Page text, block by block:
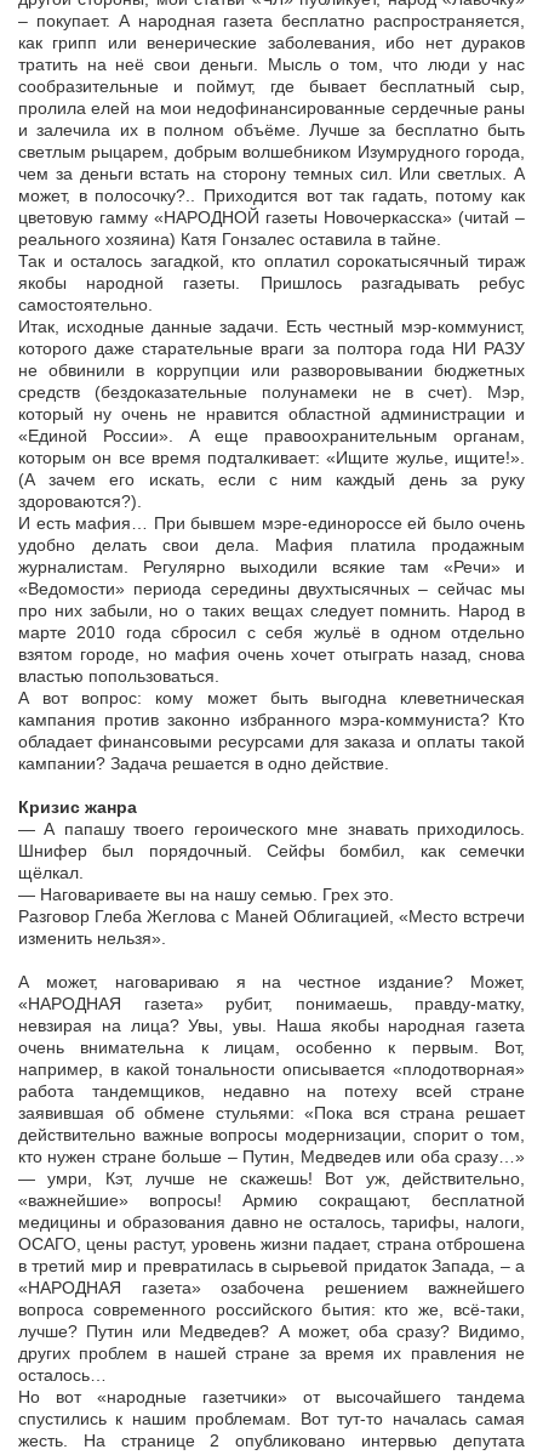
– покупает. А народная газета бесплатно распространяется,
как грипп или венерические заболевания, ибо нет дураков
тратить на неё свои деньги. Мысль о том, что люди у нас
сообразительные и поймут, где бывает бесплатный сыр,
пролила елей на мои недофинансированные сердечные раны
и залечила их в полном объёме. Лучше за бесплатно быть
светлым рыцарем, добрым волшебником Изумрудного города,
чем за деньги встать на сторону темных сил. Или светлых. А
может, в полосочку?.. Приходится вот так гадать, потому как
цветовую гамму «НАРОДНОЙ газеты Новочеркасска» (читай –
реального хозяина) Катя Гонзалес оставила в тайне.
Так и осталось загадкой, кто оплатил сорокатысячный тираж
якобы народной газеты. Пришлось разгадывать ребус
самостоятельно.
Итак, исходные данные задачи. Есть честный мэр-коммунист,
которого даже старательные враги за полтора года НИ РАЗУ
не обвинили в коррупции или разворовывании бюджетных
средств (бездоказательные полунамеки не в счет). Мэр,
который ну очень не нравится областной администрации и
«Единой России». А еще правоохранительным органам,
которым он все время подталкивает: «Ищите жулье, ищите!».
(А зачем его искать, если с ним каждый день за руку
здороваются?).
И есть мафия… При бывшем мэре-единороссе ей было очень
удобно делать свои дела. Мафия платила продажным
журналистам. Регулярно выходили всякие там «Речи» и
«Ведомости» периода середины двухтысячных – сейчас мы
про них забыли, но о таких вещах следует помнить. Народ в
марте 2010 года сбросил с себя жульё в одном отдельно
взятом городе, но мафия очень хочет отыграть назад, снова
властью попользоваться.
А вот вопрос: кому может быть выгодна клеветническая
кампания против законно избранного мэра-коммуниста? Кто
обладает финансовыми ресурсами для заказа и оплаты такой
кампании? Задача решается в одно действие.
Кризис жанра
— А папашу твоего героического мне знавать приходилось.
Шнифер был порядочный. Сейфы бомбил, как семечки
щёлкал.
— Наговариваете вы на нашу семью. Грех это.
Разговор Глеба Жеглова с Маней Облигацией, «Место встречи
изменить нельзя».
А может, наговариваю я на честное издание? Может,
«НАРОДНАЯ газета» рубит, понимаешь, правду-матку,
невзирая на лица? Увы, увы. Наша якобы народная газета
очень внимательна к лицам, особенно к первым. Вот,
например, в какой тональности описывается «плодотворная»
работа тандемщиков, недавно на потеху всей стране
заявившая об обмене стульями: «Пока вся страна решает
действительно важные вопросы модернизации, спорит о том,
кто нужен стране больше – Путин, Медведев или оба сразу…»
— умри, Кэт, лучше не скажешь! Вот уж, действительно,
«важнейшие» вопросы! Армию сокращают, бесплатной
медицины и образования давно не осталось, тарифы, налоги,
ОСАГО, цены растут, уровень жизни падает, страна отброшена
в третий мир и превратилась в сырьевой придаток Запада, – а
«НАРОДНАЯ газета» озабочена решением важнейшего
вопроса современного российского бытия: кто же, всё-таки,
лучше? Путин или Медведев? А может, оба сразу? Видимо,
других проблем в нашей стране за время их правления не
осталось…
Но вот «народные газетчики» от высочайшего тандема
спустились к нашим проблемам. Вот тут-то началась самая
жесть. На странице 2 опубликовано интервью депутата